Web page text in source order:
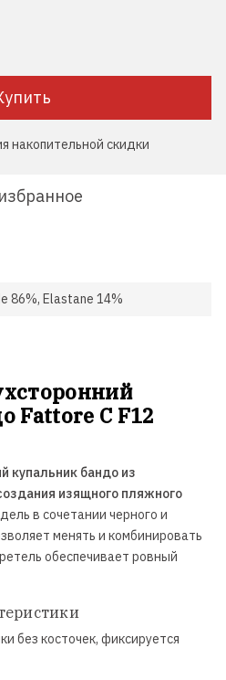
накопительной скидки
86%, Elastane 14%
Fattore C F12
купальник бандо из
изящного пляжного
в сочетании черного и
менять и комбинировать
обеспечивает ровный
без косточек, фиксируется